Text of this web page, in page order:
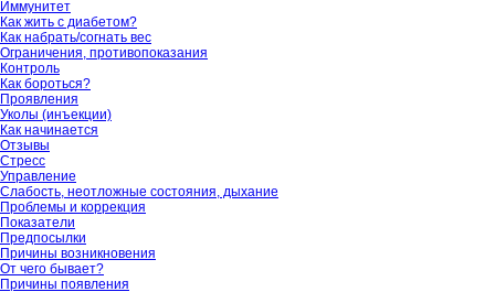
Иммунитет
Как жить с диабетом?
Как набрать/согнать вес
Ограничения, противопоказания
Контроль
Как бороться?
Проявления
Уколы (инъекции)
Как начинается
Отзывы
Стресс
Управление
Слабость, неотложные состояния, дыхание
Проблемы и коррекция
Показатели
Предпосылки
Причины возникновения
От чего бывает?
Причины появления